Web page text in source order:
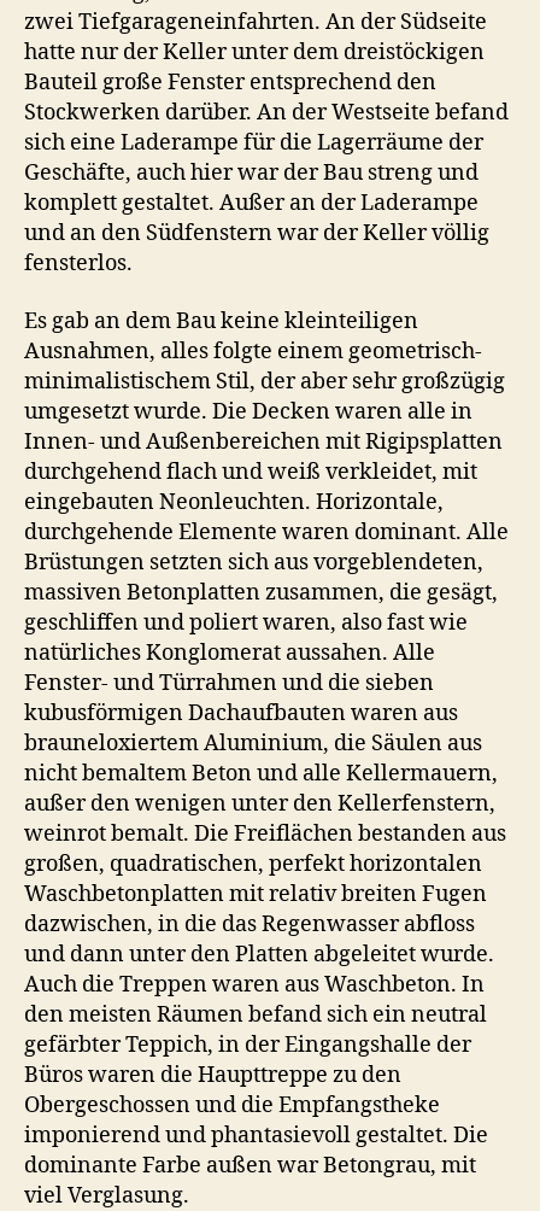
zwei Tiefgarageneinfahrten. An der Südseite
hatte nur der Keller unter dem dreistöckigen
Bauteil große Fenster entsprechend den
Stockwerken darüber. An der Westseite befand
sich eine Laderampe für die Lagerräume der
Geschäfte, auch hier war der Bau streng und
komplett gestaltet. Außer an der Laderampe
und an den Südfenstern war der Keller völlig
fensterlos.
Es gab an dem Bau keine kleinteiligen
Ausnahmen, alles folgte einem geometrisch-
minimalistischem Stil, der aber sehr großzügig
umgesetzt wurde. Die Decken waren alle in
Innen- und Außenbereichen mit Rigipsplatten
durchgehend flach und weiß verkleidet, mit
eingebauten Neonleuchten. Horizontale,
durchgehende Elemente waren dominant. Alle
Brüstungen setzten sich aus vorgeblendeten,
massiven Betonplatten zusammen, die gesägt,
geschliffen und poliert waren, also fast wie
natürliches Konglomerat aussahen. Alle
Fenster- und Türrahmen und die sieben
kubusförmigen Dachaufbauten waren aus
brauneloxiertem Aluminium, die Säulen aus
nicht bemaltem Beton und alle Kellermauern,
außer den wenigen unter den Kellerfenstern,
weinrot bemalt. Die Freiflächen bestanden aus
großen, quadratischen, perfekt horizontalen
Waschbetonplatten mit relativ breiten Fugen
dazwischen, in die das Regenwasser abfloss
und dann unter den Platten abgeleitet wurde.
Auch die Treppen waren aus Waschbeton. In
den meisten Räumen befand sich ein neutral
gefärbter Teppich, in der Eingangshalle der
Büros waren die Haupttreppe zu den
Obergeschossen und die Empfangstheke
imponierend und phantasievoll gestaltet. Die
dominante Farbe außen war Betongrau, mit
viel Verglasung.